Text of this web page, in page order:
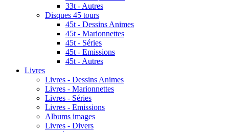
33t - Autres
Disques 45 tours
45t - Dessins Animes
45t - Marionnettes
45t - Séries
45t - Emissions
45t - Autres
Livres
Livres - Dessins Animes
Livres - Marionnettes
Livres - Séries
Livres - Emissions
Albums images
Livres - Divers